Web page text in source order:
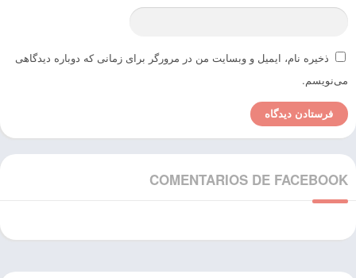
ذخیره نام، ایمیل و وبسایت من در مرورگر برای زمانی که دوباره دیدگاهی
می‌نویسم.
COMENTARIOS DE FACEBOOK